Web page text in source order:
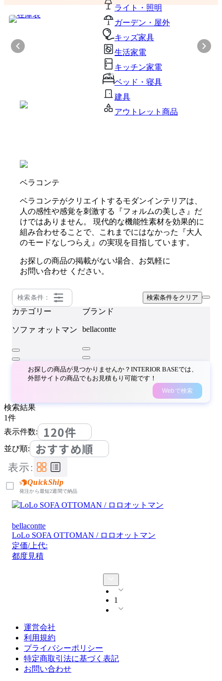
ライト・照明
ガーデン・屋外
キッズ家具
生活家電
キッチン家電
ベッド・寝具
建具
アウトレット商品
ベラコンテ
ベラコンテがクリエイトするモダンインテリアは、
人の感性や感覚を刺激する『フォルムの美しさ』だ
けではありません。 現代的な機能性素材を効果的に
組み合わせることで、これまでにはなかった『大人
のモードなしつらえ』の実現を目指しています。
お探しの商品の掲載がない場合、お気軽に
お問い合わせ ください。
検索条件： 検索条件をクリア
カテゴリー
ソファ オットマン
ブランド
bellacontte
お探しの商品が見つかりませんか？INTERIOR BASEでは、
外部サイトの商品でもお見積もり可能です！
Webで検索
検索結果
1件
表示件数:
120件
並び順: おすすめ順
表示:
QuickShip
発注から最短2週間で納品
bellacontte
LoLo SOFA OTTOMAN / ロロオットマン
定価/上代:
都度見積
1
運営会社
利用規約
プライバシーポリシー
特定商取引法に基づく表記
お問い合わせ